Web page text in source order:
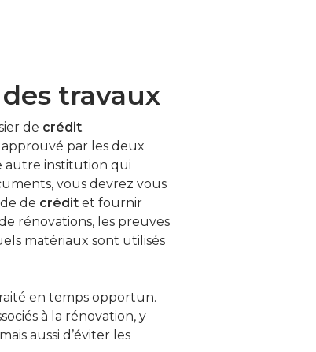
travaux
de crédit.
par les deux
autre institution qui
vous devrez vous
de crédit et fournir
rénovations, les preuves
matériaux sont utilisés
en temps opportun.
à la rénovation, y
aussi d’éviter les